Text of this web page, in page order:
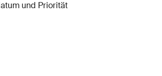
und Priorität